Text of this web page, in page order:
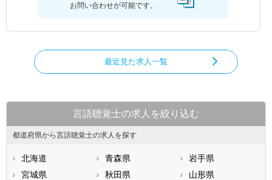
お問い合わせが可能です。
最近見た求人一覧
言語聴覚士の求人を絞り込む
都道府県から言語聴覚士の求人を探す
北海道 青森県
岩手県
宮城県
秋田県
山形県